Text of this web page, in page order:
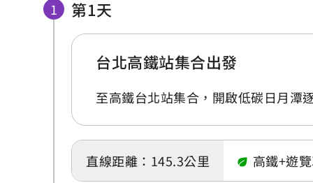
第1天
台北高鐵站集合出發
至高鐵台北站集合，開啟低碳日月潭
直線距離：145.3公里 高鐵+遊